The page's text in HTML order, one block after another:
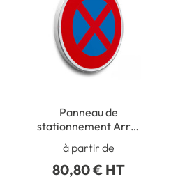
Panneau de
stationnement Arrêt
et Stationnement
interdit - B6d
à partir de
80,80 € HT